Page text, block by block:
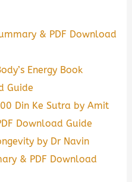
& PDF Download
Energy Book
Guide
Din Ke Sutra by Amit
Download Guide
by Dr Navin
& PDF Download